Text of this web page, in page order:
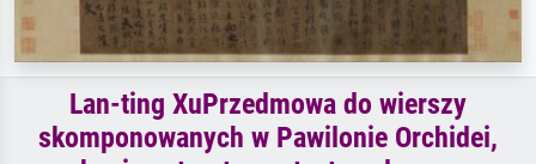
Lan-ting XuPrzedmowa do wierszy
skomponowanych w Pawilonie Orchidei,